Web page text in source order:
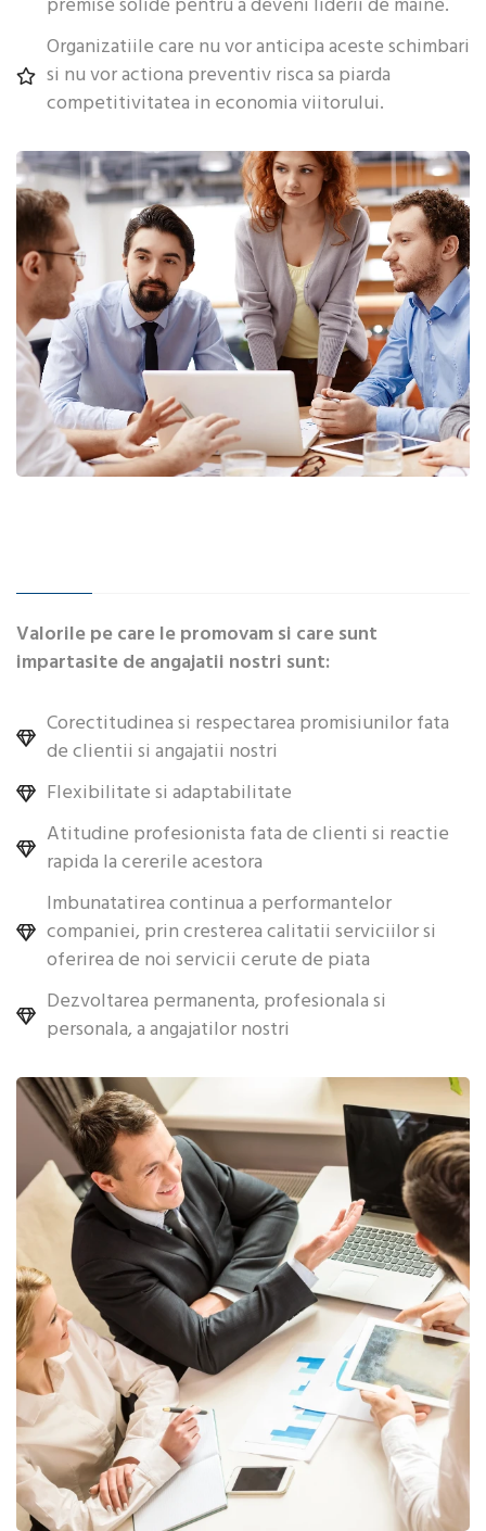
Organizatiile care nu vor anticipa aceste schimbari
si nu vor actiona preventiv risca sa piarda
competitivitatea in economia viitorului.
Valorile pe care le promovam si care sunt
impartasite de angajatii nostri sunt:
Corectitudinea si respectarea promisiunilor fata
de clientii si angajatii nostri
Flexibilitate si adaptabilitate
Atitudine profesionista fata de clienti si reactie
rapida la cererile acestora
Imbunatatirea continua a performantelor
companiei, prin cresterea calitatii serviciilor si
oferirea de noi servicii cerute de piata
Dezvoltarea permanenta, profesionala si
personala, a angajatilor nostri